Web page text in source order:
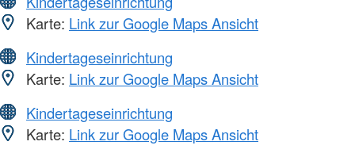
Karte: Link zur Google Maps Ansicht
Kindertageseinrichtung
Karte: Link zur Google Maps Ansicht
Kindertageseinrichtung
Karte: Link zur Google Maps Ansicht